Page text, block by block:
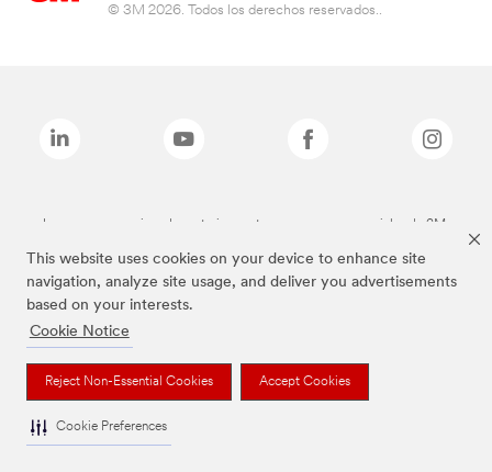
This website uses cookies on your device to enhance site
navigation, analyze site usage, and deliver you advertisements
based on your interests.
Cookie Notice
Reject Non-Essential Cookies Accept Cookies
Cookie Preferences
© 3M 2026. Todos los derechos reservados..
Las marcas mencionadas anteriormente son marcas comerciales de 3M.